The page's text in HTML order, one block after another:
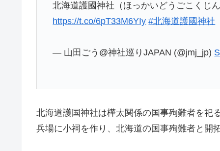
北海道護國神社（ほっかいどうごこくじ
https://t.co/6pT33M6YIy #北海道護國神社
— 山田ごう@神社巡りJAPAN (@jmj_jp)
北海道護国神社は樺太関係の国事殉難者を祀
兵場に小祠を作り、北海道の国事殉難者と開